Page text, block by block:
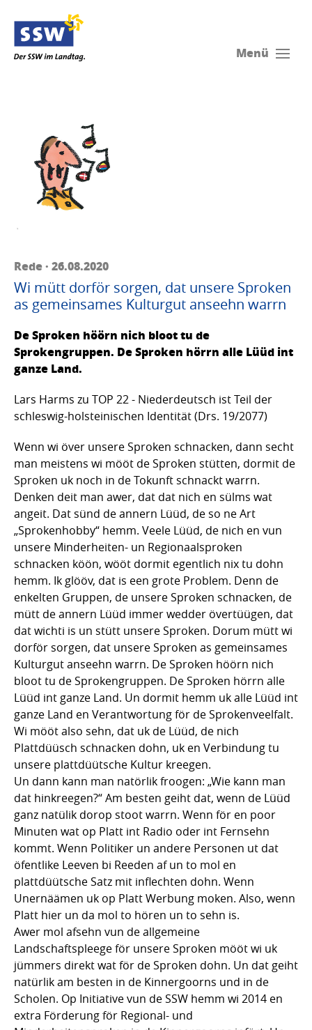
Menü
Rede · 26.08.2020
Wi mütt dorför sorgen, dat unsere Sproken
as gemeinsames Kulturgut anseehn warrn
De Sproken höörn nich bloot tu de
Sprokengruppen. De Sproken hörrn alle Lüüd int
ganze Land.
Lars Harms zu TOP 22 - Niederdeutsch ist Teil der
schleswig-holsteinischen Identität (Drs. 19/2077)
Wenn wi över unsere Sproken schnacken, dann secht
man meistens wi mööt de Sproken stütten, dormit de
Sproken uk noch in de Tokunft schnackt warrn.
Denken deit man awer, dat dat nich en sülms wat
angeit. Dat sünd de annern Lüüd, de so ne Art
„Sprokenhobby“ hemm. Veele Lüüd, de nich en vun
unsere Minderheiten- un Regionaalsproken
schnacken köön, wööt dormit egentlich nix tu dohn
hemm. Ik glööv, dat is een grote Problem. Denn de
enkelten Gruppen, de unsere Sproken schnacken, de
mütt de annern Lüüd immer wedder övertüügen, dat
dat wichti is un stütt unsere Sproken. Dorum mütt wi
dorför sorgen, dat unsere Sproken as gemeinsames
Kulturgut anseehn warrn. De Sproken höörn nich
bloot tu de Sprokengruppen. De Sproken hörrn alle
Lüüd int ganze Land. Un dormit hemm uk alle Lüüd int
ganze Land en Verantwortung för de Sprokenveelfalt.
Wi mööt also sehn, dat uk de Lüüd, de nich
Plattdüüsch schnacken dohn, uk en Verbindung tu
unsere plattdüütsche Kultur kreegen.
Un dann kann man natörlik froogen: „Wie kann man
dat hinkreegen?“ Am besten geiht dat, wenn de Lüüd
ganz natülik dorop stoot warrn. Wenn för en poor
Minuten wat op Platt int Radio oder int Fernsehn
kommt. Wenn Politiker un andere Personen ut dat
öfentlike Leeven bi Reeden af un to mol en
plattdüütsche Satz mit inflechten dohn. Wenn
Unernäämen uk op Platt Werbung moken. Also, wenn
Platt hier un da mol to hören un to sehn is.
Awer mol afsehn vun de allgemeine
Landschaftspleege för unsere Sproken mööt wi uk
jümmers direkt wat för de Sproken dohn. Un dat geiht
natürlik am besten in de Kinnergoorns und in de
Scholen. Op Initiative vun de SSW hemm wi 2014 en
extra Förderung för Regional- und